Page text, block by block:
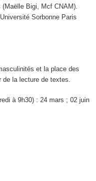
Bigi, Mcf CNAM).
Sorbonne Paris
et la place des
la lecture de textes.
à 9h30) : 24 mars ; 02 juin